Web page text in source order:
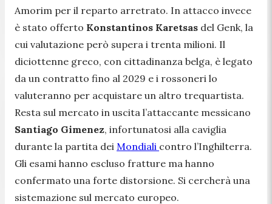
Amorim per il reparto arretrato. In attacco invece
è stato offerto Konstantinos Karetsas del Genk, la
cui valutazione però supera i trenta milioni. Il
diciottenne greco, con cittadinanza belga, è legato
da un contratto fino al 2029 e i rossoneri lo
valuteranno per acquistare un altro trequartista.
Resta sul mercato in uscita l’attaccante messicano
Santiago Gimenez, infortunatosi alla caviglia
durante la partita dei Mondiali contro l’Inghilterra.
Gli esami hanno escluso fratture ma hanno
confermato una forte distorsione. Si cercherà una
sistemazione sul mercato europeo.